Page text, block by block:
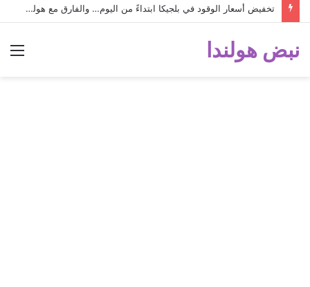
تخفيض أسعار الوقود في بلجيكا ابتداءً من اليوم… والفارق مع هولندا أصبح كبيراً جداً!
نبض هولندا